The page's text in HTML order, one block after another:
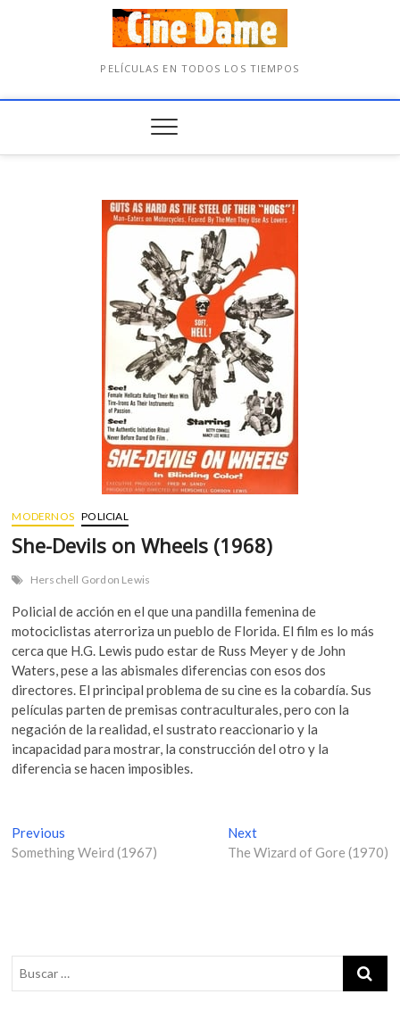
PELÍCULAS EN TODOS LOS TIEMPOS
MODERNOS POLICIAL
She-Devils on Wheels (1968)
Herschell Gordon Lewis
Policial de acción en el que una pandilla femenina de
motociclistas aterroriza un pueblo de Florida. El film es lo más
cerca que H.G. Lewis pudo estar de Russ Meyer y de John
Waters, pese a las abismales diferencias con esos dos
directores. El principal problema de su cine es la cobardía. Sus
películas parten de premisas contraculturales, pero con la
negación de la realidad, el sustrato reaccionario y la
incapacidad para mostrar, la construcción del otro y la
diferencia se hacen imposibles.
N
a
g
a
Previous
r
p
Something Weird (1967)
NextN
e
:
The Wizard of Gore (1970)